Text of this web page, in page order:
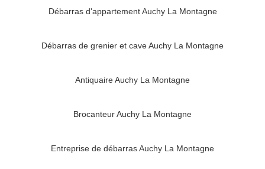
Débarras d'appartement Auchy La Montagne
Débarras de grenier et cave Auchy La Montagne
Antiquaire Auchy La Montagne
Brocanteur Auchy La Montagne
Entreprise de débarras Auchy La Montagne